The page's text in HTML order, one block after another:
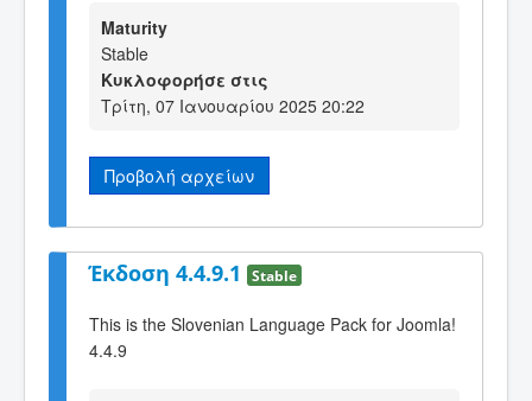
Maturity
Stable
Κυκλοφορήσε στις
Τρίτη, 07 Ιανουαρίου 2025 20:22
Προβολή αρχείων
Έκδοση 4.4.9.1 Stable
This is the Slovenian Language Pack for Joomla!
4.4.9